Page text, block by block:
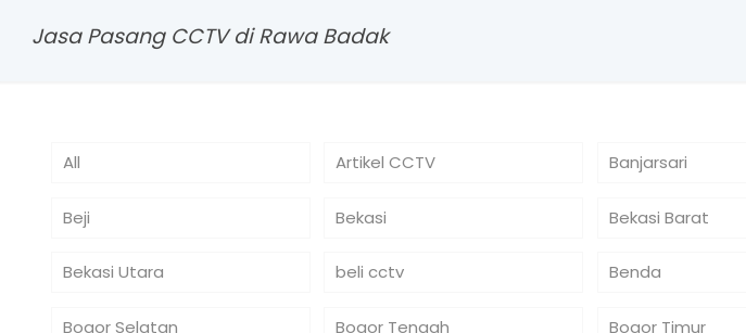
Jasa Pasang CCTV di Rawa Badak
All Artikel CCTV Banjarsari
Beji Bekasi Bekasi Barat
Bekasi Utara beli cctv Benda
Bogor Selatan Bogor Tengah Bogor Timur